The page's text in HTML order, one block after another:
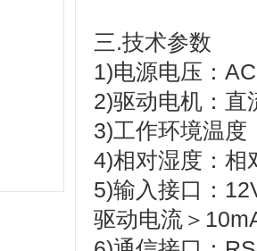
三.技术参数
1)电源电压：
2)驱动电机：直
3)工作环境温度
4)相对湿度：相
5)输入接口：
驱动电流＞